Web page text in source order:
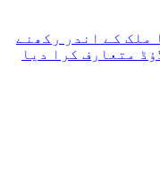
ملک کے اندر رکھنے
متعارف کرا دیا